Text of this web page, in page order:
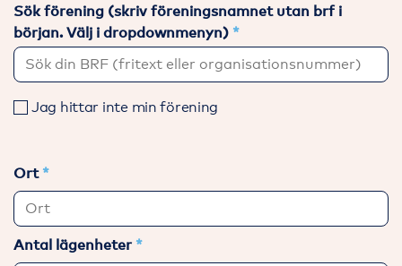
Sök förening (skriv föreningsnamnet utan brf i
början. Välj i dropdownmenyn)
Jag hittar inte min förening
Ort
Antal lägenheter